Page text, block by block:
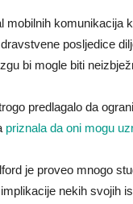
komunikacija
posljedice
bi mogle biti
predlagalo da
priznala da oni mogu
je proveo mnogo
nekih svojih